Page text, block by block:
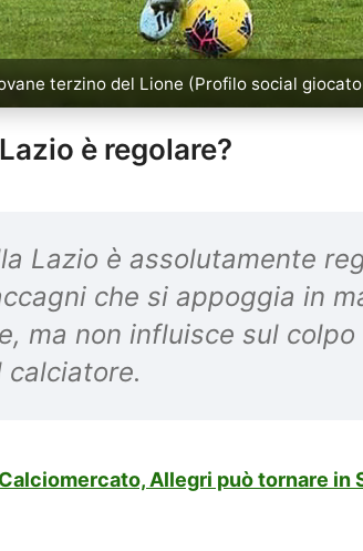
terzino del Lione (Profilo social
è regolare?
Lazio è assolutamente
che si appoggia in
ma non influisce sul
Calciomercato, Allegri può tornare in